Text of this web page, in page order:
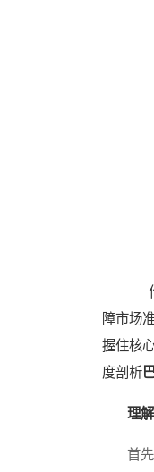
作
障市场
握住核
度剖析
理
首先